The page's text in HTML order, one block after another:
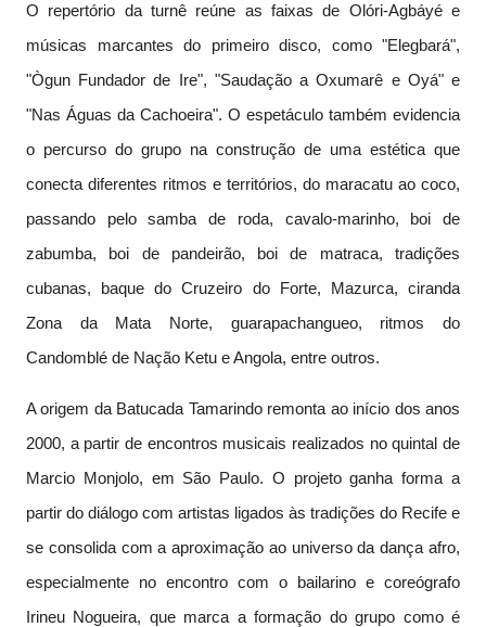
O repertório da turnê reúne as faixas de Olóri-Agbáyé e
músicas marcantes do primeiro disco, como "Elegbará",
"Ògun Fundador de Ire", "Saudação a Oxumarê e Oyá" e
"Nas Águas da Cachoeira". O espetáculo também evidencia
o percurso do grupo na construção de uma estética que
conecta diferentes ritmos e territórios, do maracatu ao coco,
passando pelo samba de roda, cavalo-marinho, boi de
zabumba, boi de pandeirão, boi de matraca, tradições
cubanas, baque do Cruzeiro do Forte, Mazurca, ciranda
Zona da Mata Norte, guarapachangueo, ritmos do
Candomblé de Nação Ketu e Angola, entre outros.
A origem da Batucada Tamarindo remonta ao início dos anos
2000, a partir de encontros musicais realizados no quintal de
Marcio Monjolo, em São Paulo. O projeto ganha forma a
partir do diálogo com artistas ligados às tradições do Recife e
se consolida com a aproximação ao universo da dança afro,
especialmente no encontro com o bailarino e coreógrafo
Irineu Nogueira, que marca a formação do grupo como é